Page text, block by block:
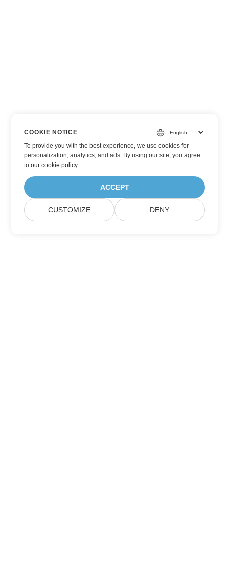
COOKIE NOTICE
To provide you with the best experience, we use cookies for
personalization, analytics, and ads. By using our site, you agree
toour cookie policy.
ACCEPT
CUSTOMIZE DENY